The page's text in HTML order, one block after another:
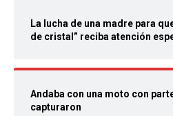
La lucha de una madre para
de cristal” reciba atención
Andaba con una moto con
capturaron